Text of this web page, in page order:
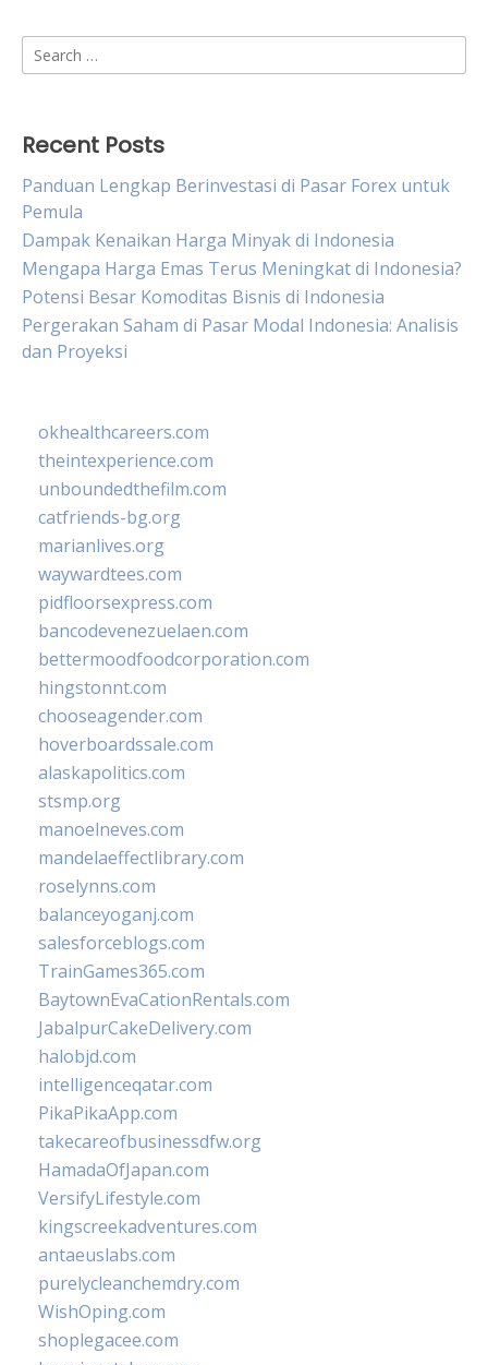
Search
for:
Recent Posts
Panduan Lengkap Berinvestasi di Pasar Forex untuk
Pemula
Dampak Kenaikan Harga Minyak di Indonesia
Mengapa Harga Emas Terus Meningkat di Indonesia?
Potensi Besar Komoditas Bisnis di Indonesia
Pergerakan Saham di Pasar Modal Indonesia: Analisis
dan Proyeksi
okhealthcareers.com
theintexperience.com
unboundedthefilm.com
catfriends-bg.org
marianlives.org
waywardtees.com
pidfloorsexpress.com
bancodevenezuelaen.com
bettermoodfoodcorporation.com
hingstonnt.com
chooseagender.com
hoverboardssale.com
alaskapolitics.com
stsmp.org
manoelneves.com
mandelaeffectlibrary.com
roselynns.com
balanceyoganj.com
salesforceblogs.com
TrainGames365.com
BaytownEvaCationRentals.com
JabalpurCakeDelivery.com
halobjd.com
intelligenceqatar.com
PikaPikaApp.com
takecareofbusinessdfw.org
HamadaOfJapan.com
VersifyLifestyle.com
kingscreekadventures.com
antaeuslabs.com
purelycleanchemdry.com
WishOping.com
shoplegacee.com